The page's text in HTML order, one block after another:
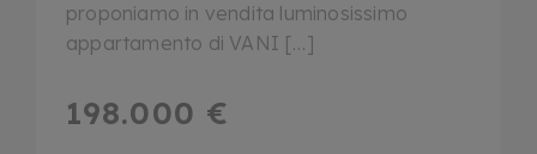
proponiamo in vendita luminosissimo
appartamento di VANI […]
198.000 €